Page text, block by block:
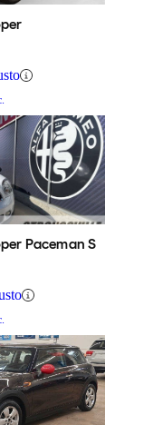
Paceman S